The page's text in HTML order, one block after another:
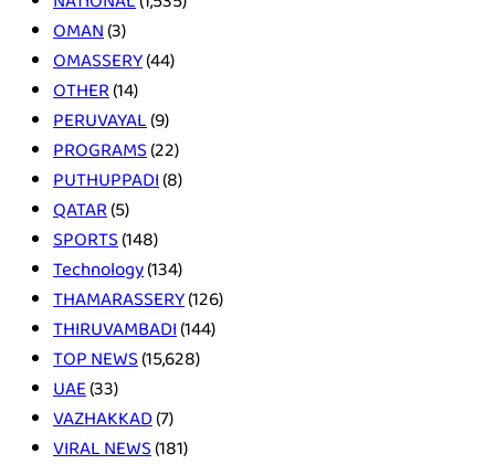
OMAN(3)
OMASSERY(44)
OTHER(14)
PERUVAYAL(9)
PROGRAMS(22)
PUTHUPPADI(8)
QATAR(5)
SPORTS(148)
Technology(134)
THAMARASSERY(126)
THIRUVAMBADI(144)
TOP NEWS(15,628)
UAE(33)
VAZHAKKAD(7)
VIRAL NEWS(181)